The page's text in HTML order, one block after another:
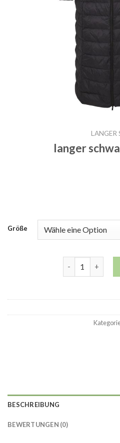
LANGER
langer
Größe
BESCHREIBUNG
BEWERTUNGEN (0)